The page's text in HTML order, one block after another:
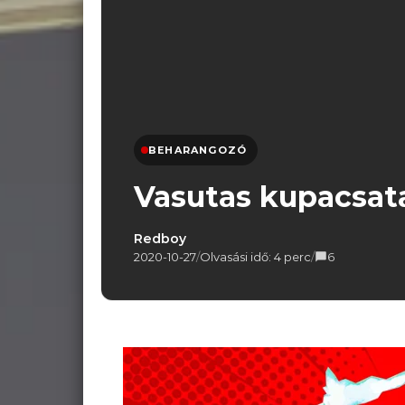
BEHARANGOZÓ
Vasutas
Redboy
2020-10-27/Olvasási idő: 4 perc/ 6